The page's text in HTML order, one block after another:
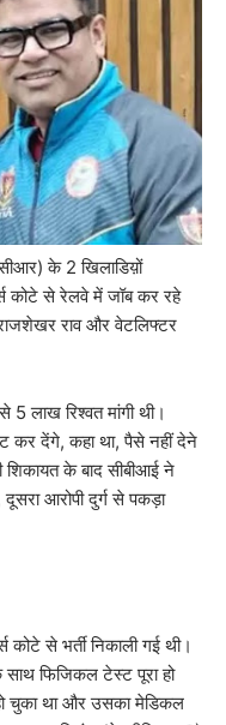
के 2 खिलाडिय़ों
कोटे से रेलवे में जॉब कर रहे
राजशेखर राव और वेटलिफ्टर
लाख रिश्वत मांगी थी।
कर देंगे, कहा था, पैसे नहीं देने
के बाद सीबीआई ने
दूसरा आरोपी दुर्ग से पकड़ा
से भर्ती निकाली गई थी।
साथ फिजिकल टेस्ट पूरा हो
हो चुका था और उसका मेडिकल